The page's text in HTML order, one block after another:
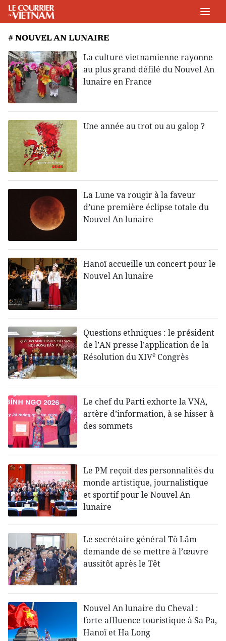
# NOUVEL AN LUNAIRE
La culture vietnamienne rayonne
au plus grand défilé du Nouvel An
lunaire en France
Une année au trot ou au galop ?
La Lune va rougir à la faveur
d’une première éclipse totale du
Nouvel An lunaire
Hanoï accueille un concert pour le
Nouvel An lunaire
Questions ethniques : le président
de l’AN presse l’application de la
Résolution du XIVe Congrès
Le chef du Parti exhorte la VNA,
artère d’information, à se hisser à
des sommets
Le PM reçoit des personnalités du
monde artistique, journalistique
et sportif pour le Nouvel An
lunaire
Le secrétaire général Tô Lâm
demande de se mettre à l’œuvre
aussitôt après le Têt
Nouvel An lunaire du Cheval :
forte affluence touristique à Sa Pa,
Hanoï et Ha Long